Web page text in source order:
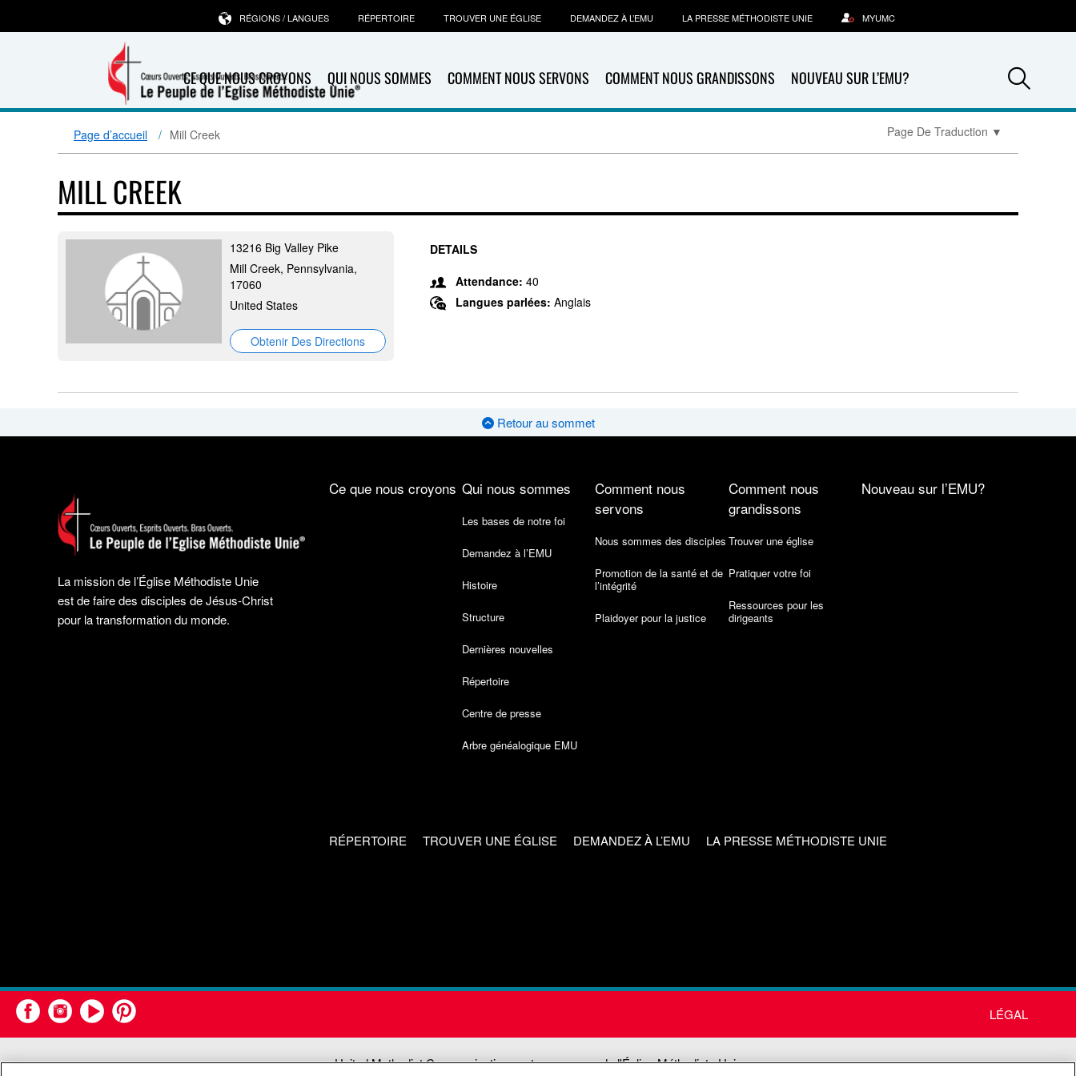
CE QUE NOUS CROYONS QUI NOUS SOMMES COMMENT NOUS SERVONS COMMENT NOUS GRANDISSONS NOUVEAU SUR L’EMU?
RÉGIONS / LANGUES RÉPERTOIRE TROUVER UNE ÉGLISE DEMANDEZ À L’EMU LA PRESSE MÉTHODISTE UNIE MYUMC
Page d’accueil Mill Creek Page De Traduction ▼
MILL CREEK
13216 Big Valley Pike
Mill Creek, Pennsylvania,
17060
United States
Obtenir Des Directions
DETAILS
Attendance: 40
Langues parlées: Anglais
Retour au sommet
La mission de l’Église Méthodiste Unie
est de faire des disciples de Jésus-Christ
pour la transformation du monde.
Ce que nous croyons Qui nous sommes
Les bases de notre foi
Demandez à l’EMU
Histoire
Structure
Dernières nouvelles
Répertoire
Centre de presse
Arbre généalogique EMU
Comment nous
servons
Nous sommes des disciples
Promotion de la santé et de
l’intégrité
Plaidoyer pour la justice
Comment nous
grandissons
Trouver une église
Pratiquer votre foi
Ressources pour les
dirigeants
Nouveau sur l’EMU?
RÉPERTOIRE TROUVER UNE ÉGLISE DEMANDEZ À L’EMU LA PRESSE MÉTHODISTE UNIE
LÉGAL
United Methodist Communications est une agence de l'Église Méthodiste Unie